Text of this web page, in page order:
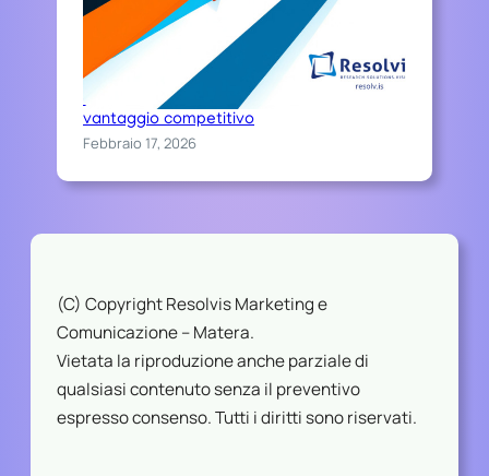
Chi sceglie Resolvis difende il proprio
vantaggio competitivo
Febbraio 17, 2026
(C) Copyright Resolvis Marketing e
Comunicazione – Matera.
Vietata la riproduzione anche parziale di
qualsiasi contenuto senza il preventivo
espresso consenso. Tutti i diritti sono riservati.